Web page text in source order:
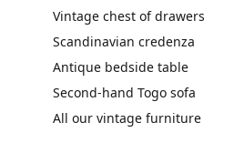
Vintage chest of drawers
Scandinavian credenza
Antique bedside table
Second-hand Togo sofa
All our vintage furniture